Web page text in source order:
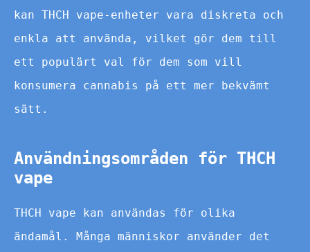
kan THCH vape-enheter vara diskreta och
enkla att använda, vilket gör dem till
ett populärt val för dem som vill
konsumera cannabis på ett mer bekvämt
sätt.
Användningsområden för THCH
vape
THCH vape kan användas för olika
ändamål. Många människor använder det